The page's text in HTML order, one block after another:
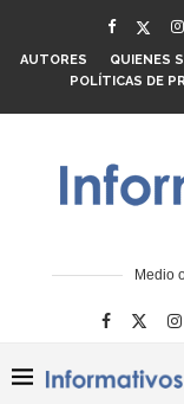
AUTORES QUIENES
POLÍTICAS DE
Medio